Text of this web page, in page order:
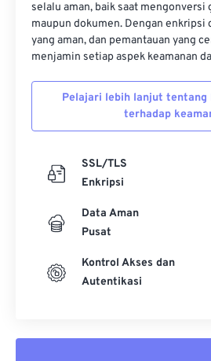
selalu aman, baik saat mengonversi
maupun dokumen. Dengan enkripsi
yang aman, dan pemantauan yang
menjamin setiap aspek keamanan
Pelajari lebih lanjut tentang
terhadap
SSL/TLS
Enkripsi
Data Aman
Pusat
Kontrol Akses dan
Autentikasi